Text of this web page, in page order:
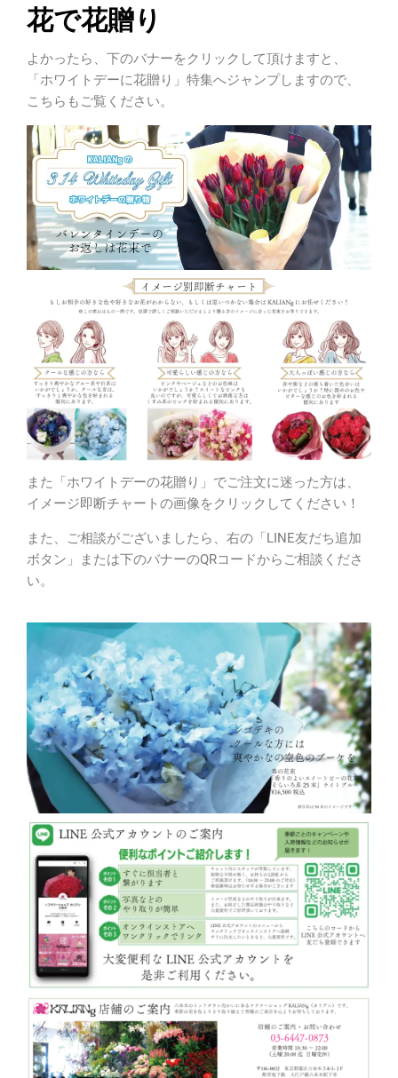
花で花贈り
よかったら、下のバナーをクリックして頂けますと、
「ホワイトデーに花贈り」特集へジャンプしますので、
こちらもご覧ください。
また「ホワイトデーの花贈り」でご注文に迷った方は、
イメージ即断チャートの画像をクリックしてください！
また、ご相談がございましたら、右の「LINE友だち追加
ボタン」または下のバナーのQRコードからご相談くださ
い。